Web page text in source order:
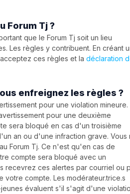
Forum Tj ?
que le Forum Tj soit un lieu
Les règles y contribuent. En créant
ces règles et ladéclaration
enfreignez les règles ?
pour une violation mineure.
pour une deuxième
sera bloqué en cas d'un troisième
an ou d'une infraction grave. Vous
Forum Tj. Ce n'est qu'en cas de
compte sera bloqué avec un
recevrez ces alertes par courriel ou
votre compte. Les modérateur.trice.s
évaluent s'il s'agit d'une